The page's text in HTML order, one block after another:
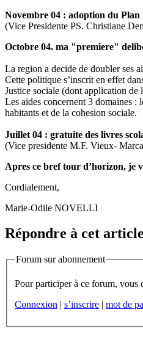
Novembre 04 : adoption du
(Vice Presidente PS. Christiane
Octobre 04. ma "premiere"
La region a decide de doubler ses
Cette politique s’inscrit en effet
Justice sociale (dont application
Les aides concernent 3 domaines :
habitants et de la cohesion sociale.
Juillet 04 : gratuite des livres
(Vice presidente M.F. Vieux-
Apres ce bref tour d’horizon, je
Cordialement,
Marie-Odile NOVELLI
Répondre à cet article
Forum sur abonnement
Connexion | s’inscrire | mot de